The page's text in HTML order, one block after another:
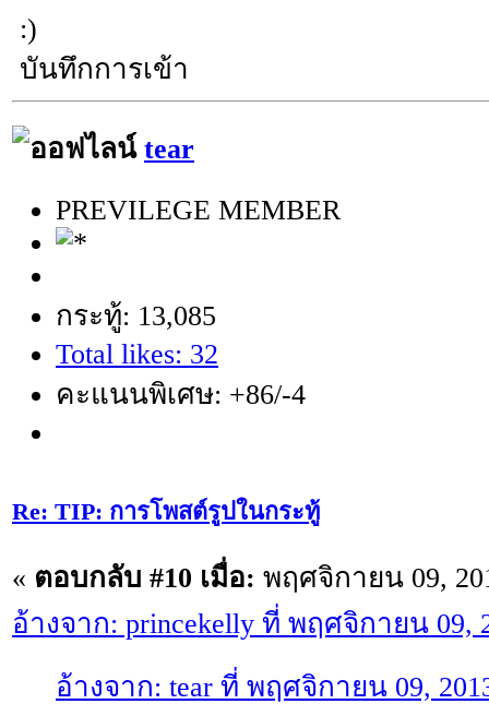
:)
บันทึกการเข้า
tear
PREVILEGE MEMBER
กระทู้: 13,085
Total likes: 32
คะแนนพิเศษ: +86/-4
Re: TIP: การโพสต์รูปในกระทู้
« ตอบกลับ #10 เมื่อ: พฤศจิกายน 09,
อ้างจาก: princekelly ที่ พฤศจิกายน 09,
อ้างจาก: tear ที่ พฤศจิกายน 09,